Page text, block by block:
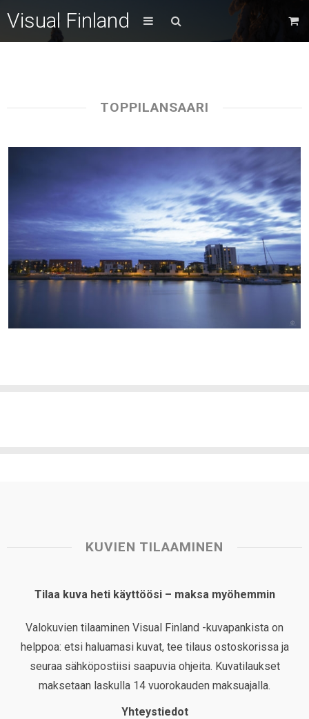
Visual Finland
TOPPILANSAARI
KUVIEN TILAAMINEN
Tilaa kuva heti käyttöösi – maksa myöhemmin
Valokuvien tilaaminen Visual Finland -kuvapankista on
helppoa: etsi haluamasi kuvat, tee tilaus ostoskorissa ja
seuraa sähköpostiisi saapuvia ohjeita. Kuvatilaukset
maksetaan laskulla 14 vuorokauden maksuajalla.
Yhteystiedot